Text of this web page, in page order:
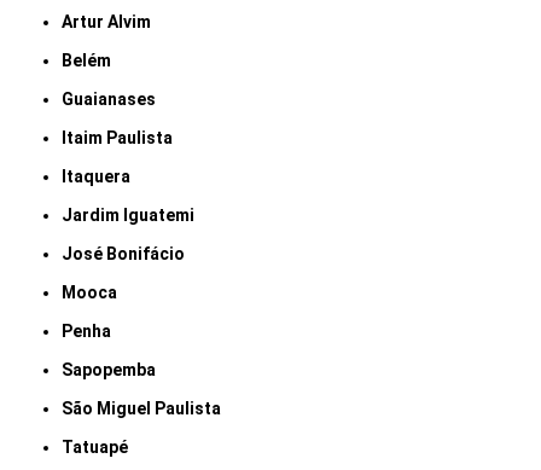
Artur Alvim
Belém
Guaianases
Itaim Paulista
Itaquera
Jardim Iguatemi
José Bonifácio
Mooca
Penha
Sapopemba
São Miguel Paulista
Tatuapé